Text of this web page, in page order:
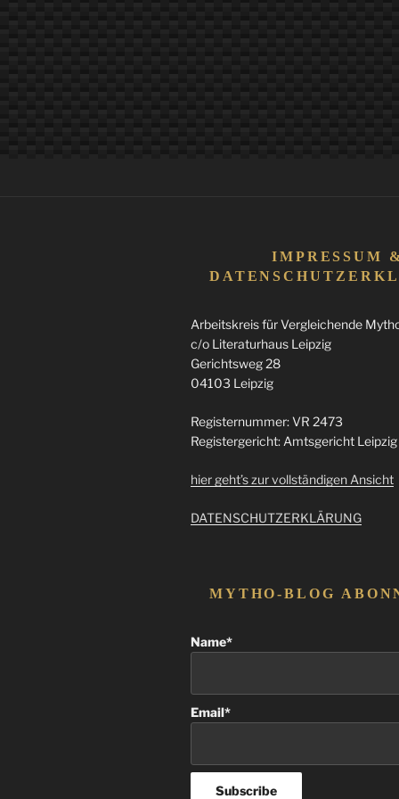
IMPRESSUM &
Arbeitskreis für Vergleichende
c/o Literaturhaus Leipzig
Gerichtsweg 28
04103 Leipzig
Registernummer: VR 2473
Registergericht: Amtsgericht Leipzig
hier geht’s zur vollständigen Ansicht
DATENSCHUTZERKLÄRUNG
MYTHO-BLOG
Name*
Email*